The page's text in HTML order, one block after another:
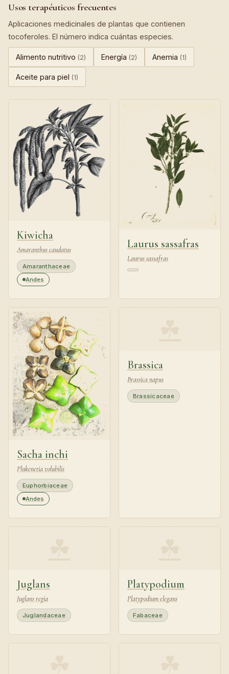
Usos terapéuticos frecuentes
Aplicaciones medicinales de plantas que contienen
tocoferoles. El número indica cuántas especies.
Alimento nutritivo (2) Energía (2) Anemia (1)
Aceite para piel (1)
Kiwicha
Amaranthus caudatus
Amaranthaceae
Andes
Laurus sassafras
Laurus sassafras
Sacha inchi
Plukenetia volubilis
Euphorbiaceae
Andes
Brassica
Brassica napus
Brassicaceae
Juglans
Juglans regia
Juglandaceae
Platypodium
Platypodium elegans
Fabaceae